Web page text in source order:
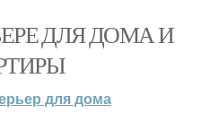
ДЛЯ ДОМА И
для дома